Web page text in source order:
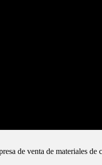
de venta de materiales